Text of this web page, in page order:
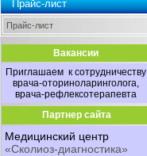
Прайс-лист
Прайс-лист
Вакансии
Приглашаем к сотрудничеству
врача-оториноларинголога,
врача-рефлексотерапевта
Партнер сайта
Медицинский центр
«Сколиоз-диагностика»